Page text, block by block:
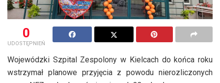
0
UDOSTĘPNIEŃ
Wojewódzki Szpital Zespolony w Kielcach do końca roku
wstrzymał planowe przyjęcia z powodu nierozliczonych